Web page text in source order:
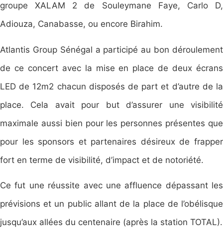
groupe XALAM 2 de Souleymane Faye, Carlo D,
Adiouza, Canabasse, ou encore Birahim.
Atlantis Group Sénégal a participé au bon déroulement
de ce concert avec la mise en place de deux écrans
LED de 12m2 chacun disposés de part et d’autre de la
place. Cela avait pour but d’assurer une visibilité
maximale aussi bien pour les personnes présentes que
pour les sponsors et partenaires désireux de frapper
fort en terme de visibilité, d’impact et de notoriété.
Ce fut une réussite avec une affluence dépassant les
prévisions et un public allant de la place de l’obélisque
jusqu’aux allées du centenaire (après la station TOTAL).